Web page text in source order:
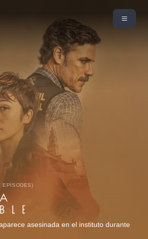
EPISODES)
asesinada en el instituto durante